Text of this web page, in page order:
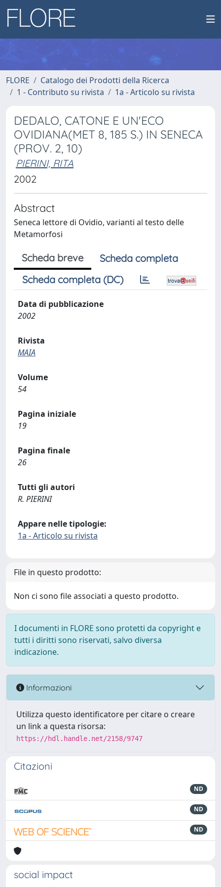
FLORE
Catalogo dei Prodotti della Ricerca
1 - Contributo su rivista
1a - Articolo su rivista
DEDALO, CATONE E UN'ECO
OVIDIANA(MET 8, 185 S.) IN SENECA
(PROV. 2, 10)
PIERINI, RITA
2002
Abstract
Seneca lettore di Ovidio, varianti al testo delle
Metamorfosi
Scheda breve
Scheda completa
Scheda completa (DC)
Data di pubblicazione
2002
Rivista
MAIA
Volume
54
Pagina iniziale
19
Pagina finale
26
Tutti gli autori
R. PIERINI
Appare nelle tipologie:
1a - Articolo su rivista
File in questo prodotto:
Non ci sono file associati a questo prodotto.
I documenti in FLORE sono protetti da copyright e
tutti i diritti sono riservati, salvo diversa
indicazione.
Informazioni
Utilizza questo identificatore per citare o creare
un link a questa risorsa:
https://hdl.handle.net/2158/9747
Citazioni
ND
ND
ND
social impact